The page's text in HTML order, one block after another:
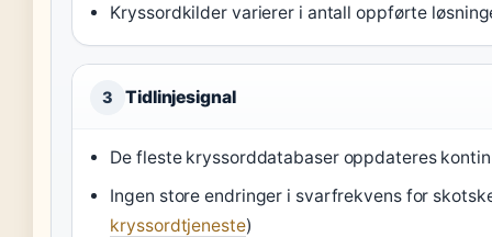
Kryssordkilder varierer i antall oppførte
3 Tidlinjesignal
De fleste kryssorddatabaser oppdateres
Ingen store endringer i svarfrekvens for
kryssordtjeneste)